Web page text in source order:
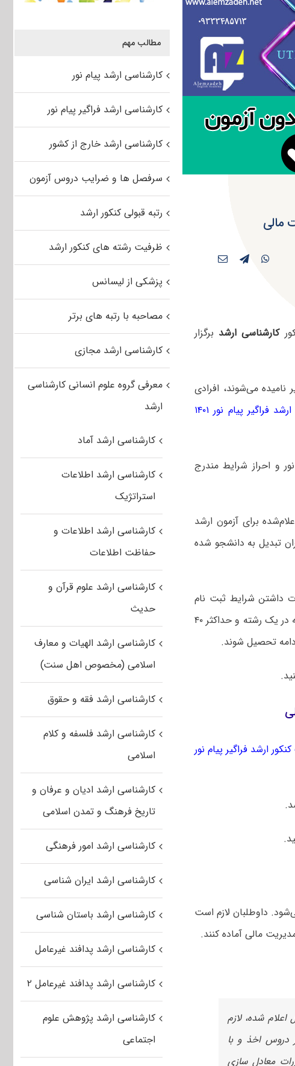
مالی
کارشناسی ارشد برگزار
نامیده می‌شوند، افرادی
فراگیر پیام نور ۱۴۰۱
و احراز شرایط مندرج
برای آزمون ارشد
تبدیل به دانشجو شده
داشتن شرایط ثبت نام
کنکور ارشد فراگیر، می‌توانند به عنوان داوطلب مقطع کارشناسی ارشد ناپیوسته در یک رشته و حداکثر ۴۰
تحصیل شوند.
ارشد فراگیر پیام نور
داوطلبان لازم است
مالی آماده کنند.
کسب نموده و قبول اعلام شده، لازم
دروس اخذ و با
مقررات معادل سازی
مطالب مهم
کارشناسی ارشد پیام نور
کارشناسی ارشد فراگیر پیام نور
کارشناسی ارشد خارج از کشور
سرفصل ها و ضرایب دروس آزمون
رتبه قبولی کنکور ارشد
ظرفیت رشته های کنکور ارشد
پزشکی از لیسانس
مصاحبه با رتبه های برتر
کارشناسی ارشد مجازی
معرفی گروه علوم انسانی کارشناسی
ارشد
کارشناسی ارشد آماد
کارشناسی ارشد اطلاعات
استراتژیک
کارشناسی ارشد اطلاعات و
حفاظت اطلاعات
کارشناسی ارشد علوم قرآن و
حدیث
کارشناسی ارشد الهیات و معارف
اسلامی (مخصوص اهل سنت)
کارشناسی ارشد فقه و حقوق
کارشناسی ارشد فلسفه و کلام
اسلامی
کارشناسی ارشد ادیان و عرفان و
تاریخ فرهنگ و تمدن اسلامی
کارشناسی ارشد امور فرهنگی
کارشناسی ارشد ایران شناسی
کارشناسی ارشد باستان شناسی
کارشناسی ارشد پدافند غیرعامل
کارشناسی ارشد پدافند غیرعامل ۲
کارشناسی ارشد پژوهش علوم
اجتماعی